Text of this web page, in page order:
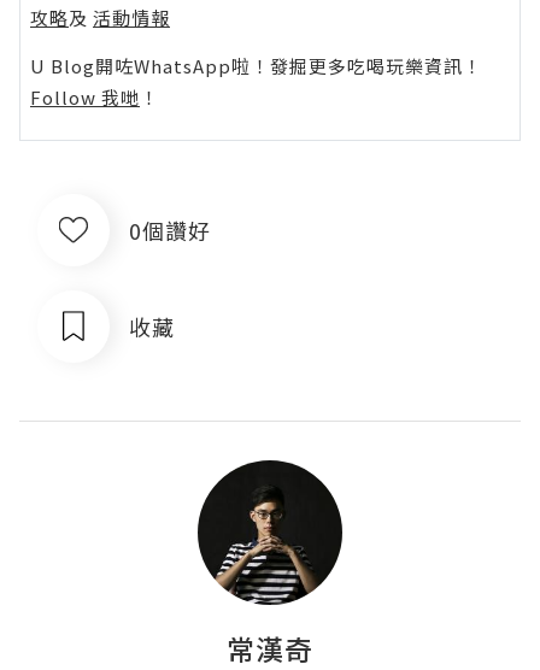
攻略及 活動情報
U Blog開咗WhatsApp啦！發掘更多吃喝玩樂資訊！
Follow 我哋 ！
0個讚好
收藏
常漢奇